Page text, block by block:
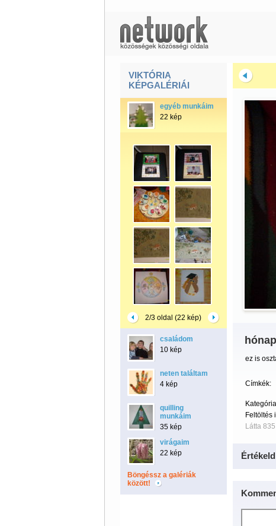
VIKTÓRIA
KÉPGALÉRIÁI
egyéb munkáim
22 kép
2/3 oldal (22 kép)
családom
10 kép
neten találtam
4 kép
quilling
munkáim
35 kép
virágaim
22 kép
Böngéssz a galériák
között!
ez is
Címkék:
Feltöltés
Látta
Értékeld